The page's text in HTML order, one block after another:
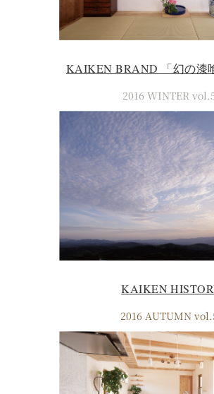
KAIKEN BRAND 「幻の漆
2016 WINTER
KAIKEN
2016 AUTUMN